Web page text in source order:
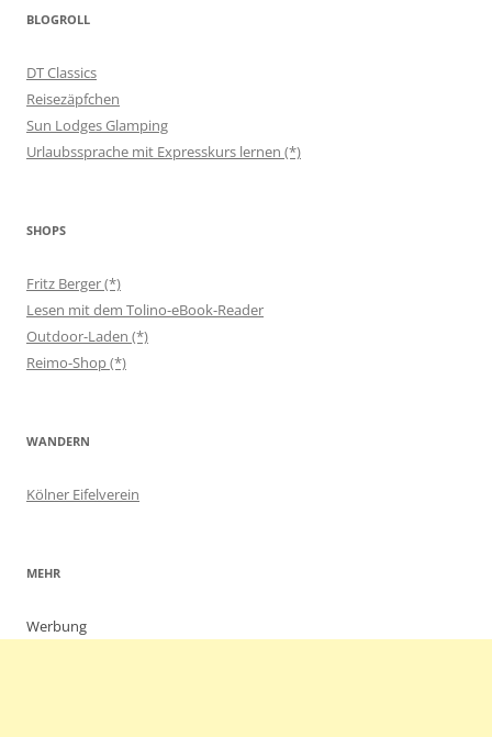
BLOGROLL
DT Classics
Reisezäpfchen
Sun Lodges Glamping
Urlaubssprache mit Expresskurs lernen (*)
SHOPS
Fritz Berger (*)
Lesen mit dem Tolino-eBook-Reader
Outdoor-Laden (*)
Reimo-Shop (*)
WANDERN
Kölner Eifelverein
MEHR
Werbung